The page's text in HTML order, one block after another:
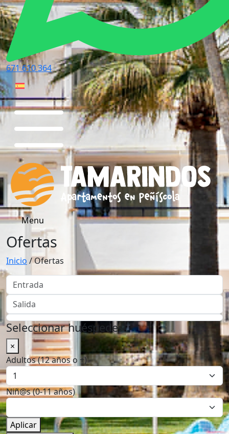
671 610 364
Menu
Ofertas
Inicio /Ofertas
Seleccionar huéspedes
×
Adultos (12 años o +)
Niñ@s (0-11 años)
Aplicar